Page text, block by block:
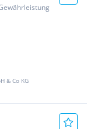
& Co KG